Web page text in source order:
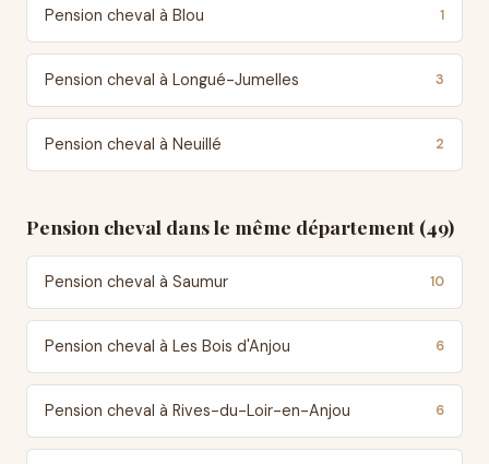
Pension cheval à Blou 1
Pension cheval à Longué-Jumelles 3
Pension cheval à Neuillé 2
Pension cheval dans le même département (49)
Pension cheval à Saumur 10
Pension cheval à Les Bois d'Anjou 6
Pension cheval à Rives-du-Loir-en-Anjou 6